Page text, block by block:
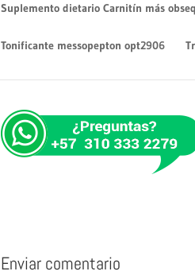
Suplemento dietario Carnitín más
Tonificante messopepton opt2906
Enviar comentario